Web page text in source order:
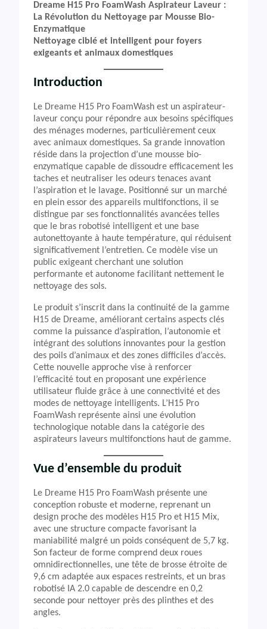
Dreame H15 Pro FoamWash Aspirateur Laveur :
La Révolution du Nettoyage par Mousse Bio-
Enzymatique
Nettoyage ciblé et intelligent pour foyers
exigeants et animaux domestiques
Introduction
Le Dreame H15 Pro FoamWash est un aspirateur-
laveur conçu pour répondre aux besoins spécifiques
des ménages modernes, particulièrement ceux
avec animaux domestiques. Sa grande innovation
réside dans la projection d’une mousse bio-
enzymatique capable de dissoudre efficacement les
taches et neutraliser les odeurs tenaces avant
l’aspiration et le lavage. Positionné sur un marché
en plein essor des appareils multifonctions, il se
distingue par ses fonctionnalités avancées telles
que le bras robotisé intelligent et une base
autonettoyante à haute température, qui réduisent
significativement l’entretien. Ce modèle vise un
public exigeant cherchant une solution
performante et autonome facilitant nettement le
nettoyage des sols.
Le produit s’inscrit dans la continuité de la gamme
H15 de Dreame, améliorant certains aspects clés
comme la puissance d’aspiration, l’autonomie et
intégrant des solutions innovantes pour la gestion
des poils d’animaux et des zones difficiles d’accès.
Cette nouvelle approche vise à renforcer
l’efficacité tout en proposant une expérience
utilisateur fluide grâce à une connectivité et des
modes de nettoyage intelligents. L’H15 Pro
FoamWash représente ainsi une évolution
technologique notable dans la catégorie des
aspirateurs laveurs multifonctions haut de gamme.
Vue d’ensemble du produit
Le Dreame H15 Pro FoamWash présente une
conception robuste et moderne, reprenant un
design proche des modèles H15 Pro et H15 Mix,
avec une structure compacte favorisant la
maniabilité malgré un poids conséquent de 5,7 kg.
Son facteur de forme comprend deux roues
omnidirectionnelles, une tête de brosse étroite de
9,6 cm adaptée aux espaces restreints, et un bras
robotisé IA 2.0 capable de descendre en 0,2
seconde pour nettoyer près des plinthes et des
angles.